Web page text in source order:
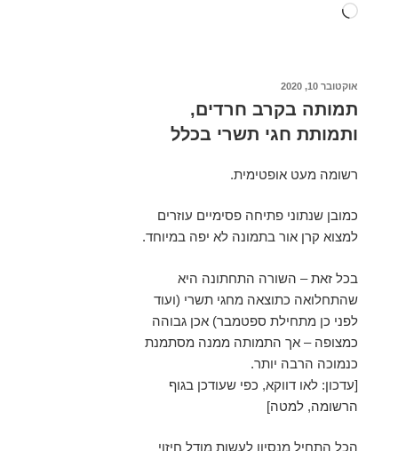
טוען...
פורסם
אוקטובר 10, 2020
תמותה בקרב חרדים,
ותמותת חגי תשרי בכלל
רשומה מעט אופטימית.
כמובן שנתוני פתיחה פסימיים עוזרים
למצוא קרן אור בתמונה לא יפה במיוחד.
בכל זאת – השורה התחתונה היא
שהתחלואה כתוצאה מחגי תשרי (ועוד
לפני כן מתחילת ספטמבר) אכן גבוהה
כמצופה – אך התמותה ממנה מסתמנת
כנמוכה הרבה יותר.
[עדכון: לאו דווקא, כפי שעודכן בגוף
הרשומה, למטה]
הכל התחיל מנסיון לעשות מודל חיזוי